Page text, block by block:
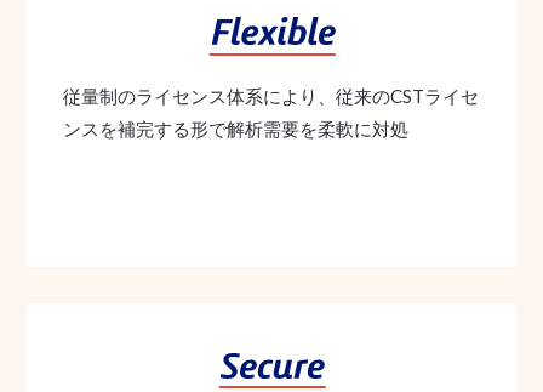
従量制のライセンス体系により、従来のCSTライセ
ンスを補完する形で解析需要を柔軟に対処